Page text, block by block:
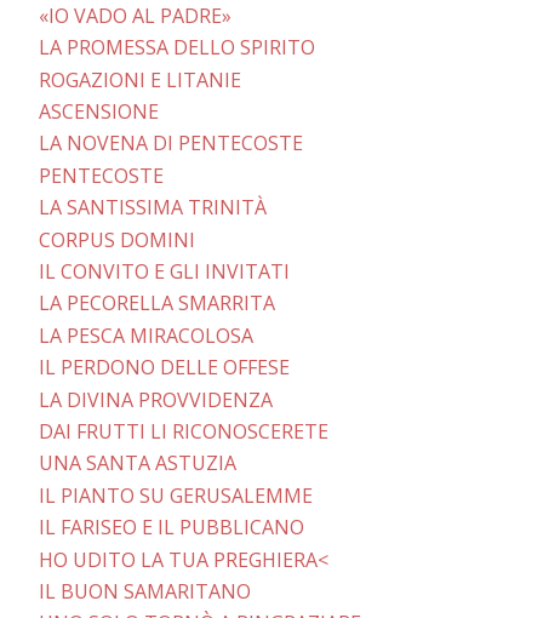
«IO VADO AL PADRE»
LA PROMESSA DELLO SPIRITO
ROGAZIONI E LITANIE
ASCENSIONE
LA NOVENA DI PENTECOSTE
PENTECOSTE
LA SANTISSIMA TRINITÀ
CORPUS DOMINI
IL CONVITO E GLI INVITATI
LA PECORELLA SMARRITA
LA PESCA MIRACOLOSA
IL PERDONO DELLE OFFESE
LA DIVINA PROVVIDENZA
DAI FRUTTI LI RICONOSCERETE
UNA SANTA ASTUZIA
IL PIANTO SU GERUSALEMME
IL FARISEO E IL PUBBLICANO
HO UDITO LA TUA PREGHIERA<
IL BUON SAMARITANO